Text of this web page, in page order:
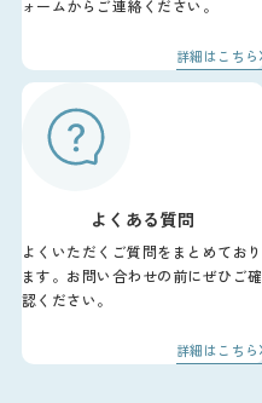
ォームからご連絡ください。
詳細はこちら
よくある質問
よくいただくご質問をまとめており
ます。お問い合わせの前にぜひご確
認ください。
詳細はこちら